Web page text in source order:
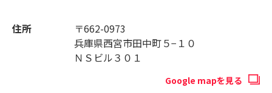
住所
〒662-0973
兵庫県西宮市田中町５−１０
ＮＳビル３０１
Google mapを見る